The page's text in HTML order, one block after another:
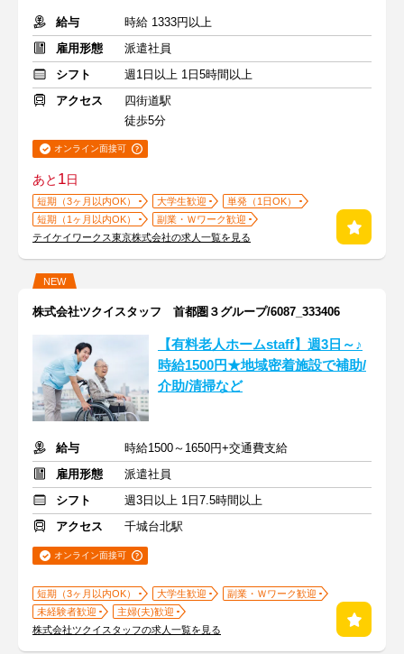
給与
時給 1333円以上
雇用形態
派遣社員
シフト
週1日以上 1日5時間以上
アクセス
四街道駅
徒歩5分
オンライン面接可
あと 1日
短期（3ヶ月以内OK） 大学生歓迎
単発（1日OK）
短期（1ヶ月以内OK）
副業・Ｗワーク歓迎
テイケイワークス東京株式会社の求人一覧を見る
NEW
株式会社ツクイスタッフ 首都圏３グループ/6087_333406
【有料老人ホームstaff】週3日～♪
時給1500円★地域密着施設で補助/
介助/清掃など
給与
時給1500～1650円+交通費支給
雇用形態
派遣社員
シフト
週3日以上 1日7.5時間以上
アクセス
千城台北駅
オンライン面接可
短期（3ヶ月以内OK） 大学生歓迎
副業・Ｗワーク歓迎
未経験者歓迎
主婦(夫)歓迎
株式会社ツクイスタッフの求人一覧を見る